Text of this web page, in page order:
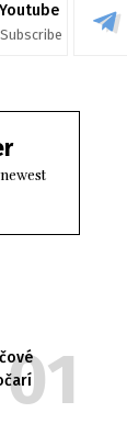
Youtube
Subscribe